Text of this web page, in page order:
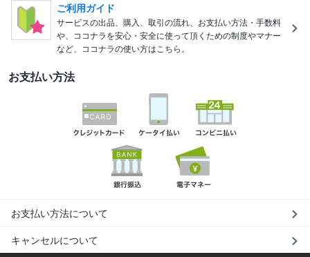
ご利用ガイド
サービスの出品、購入、取引の流れ、お支払い方法・手数料
や、ココナラを安心・安全に使って頂くための制度やマナー
など、ココナラの使い方はこちら。
お支払い方法
お支払い方法について
キャンセルについて